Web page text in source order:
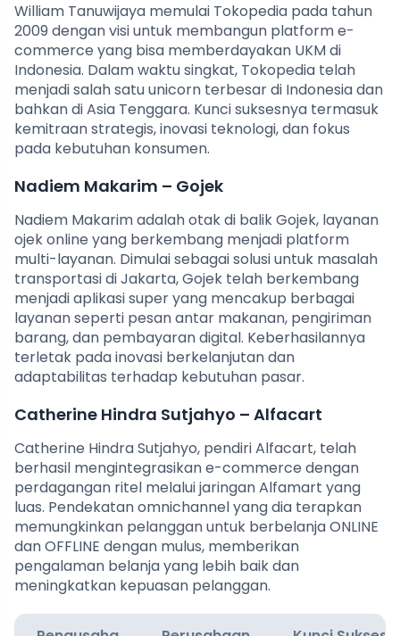
William Tanuwijaya memulai Tokopedia pada tahun
2009 dengan visi untuk membangun platform e-
commerce yang bisa memberdayakan UKM di
Indonesia. Dalam waktu singkat, Tokopedia telah
menjadi salah satu unicorn terbesar di Indonesia dan
bahkan di Asia Tenggara. Kunci suksesnya termasuk
kemitraan strategis, inovasi teknologi, dan fokus
pada kebutuhan konsumen.
Nadiem Makarim – Gojek
Nadiem Makarim adalah otak di balik Gojek, layanan
ojek online yang berkembang menjadi platform
multi-layanan. Dimulai sebagai solusi untuk masalah
transportasi di Jakarta, Gojek telah berkembang
menjadi aplikasi super yang mencakup berbagai
layanan seperti pesan antar makanan, pengiriman
barang, dan pembayaran digital. Keberhasilannya
terletak pada inovasi berkelanjutan dan
adaptabilitas terhadap kebutuhan pasar.
Catherine Hindra Sutjahyo – Alfacart
Catherine Hindra Sutjahyo, pendiri Alfacart, telah
berhasil mengintegrasikan e-commerce dengan
perdagangan ritel melalui jaringan Alfamart yang
luas. Pendekatan omnichannel yang dia terapkan
memungkinkan pelanggan untuk berbelanja ONLINE
dan OFFLINE dengan mulus, memberikan
pengalaman belanja yang lebih baik dan
meningkatkan kepuasan pelanggan.